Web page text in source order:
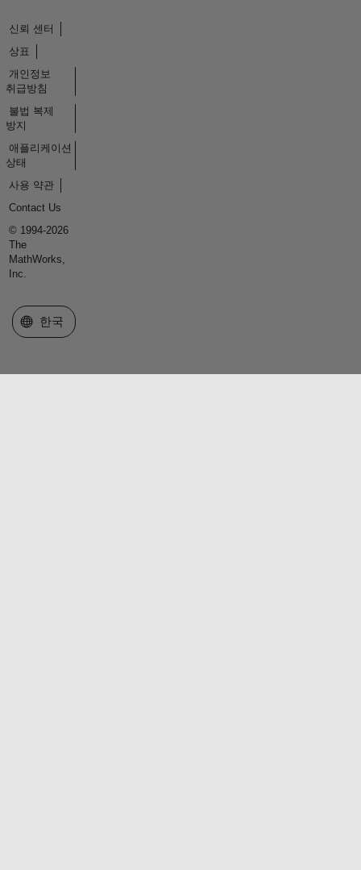
신뢰 센터
상표
개인정보
취급방침
불법 복제
방지
애플리케이션
상태
사용 약관
Contact Us
© 1994-2026
The
MathWorks,
Inc.
웹사이트 선택
한국